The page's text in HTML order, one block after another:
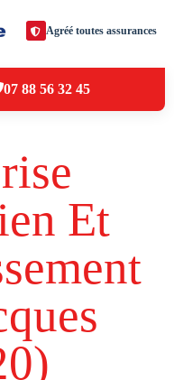
Agréé toutes assurances
07 88 56 32 45
Et